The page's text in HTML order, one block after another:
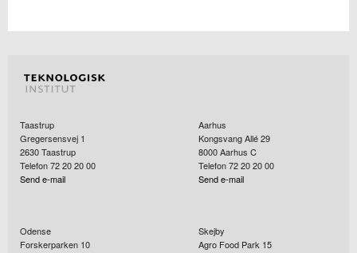
Taastrup
Gregersensvej 1
2630Taastrup
Telefon 72 20 20 00
Send e-mail
Aarhus
Kongsvang Allé 29
8000Aarhus C
Telefon 72 20 20 00
Send e-mail
Odense
Forskerparken 10
Skejby
Agro Food Park 15